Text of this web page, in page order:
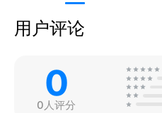
用户评论
0
0人评分